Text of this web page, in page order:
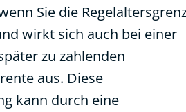
Sie die
wirkt sich auch bei einer
zu zahlenden
aus. Diese
kann durch eine